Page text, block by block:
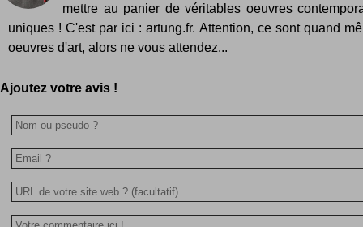
mettre au panier de véritables oeuvres
uniques ! C'est par ici : artung.fr. Attention, ce sont quand
oeuvres d'art, alors ne vous attendez...
Ajoutez votre avis !